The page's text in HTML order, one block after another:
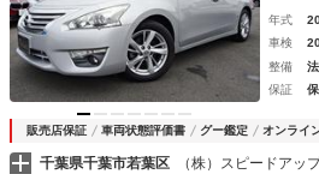
年式
車検
整備
保証
販売店保証 車両状態評価書 グー鑑定 オンライ
千葉県千葉市若葉区